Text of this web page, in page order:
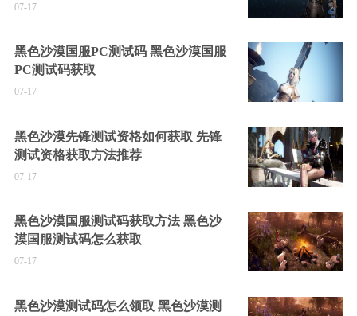
07-17
黑色沙漠国服PC测试码 黑色沙漠国服
PC测试码获取
07-17
黑色沙漠先锋测试资格如何获取 先锋
测试资格获取方法推荐
07-17
黑色沙漠国服测试码获取方法 黑色沙
漠国服测试码怎么获取
07-17
黑色沙漠测试码怎么领取 黑色沙漠测